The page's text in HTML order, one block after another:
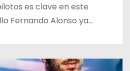
es clave en este
Fernando Alonso ya…